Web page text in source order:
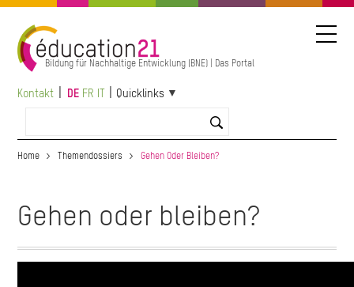
Direkt
Inhalt
Bildung für Nachhaltige Entwicklung (BNE) | Das Portal
Kontakt DE FR Quicklinks
Home Themendossiers Gehen Oder Bleiben?
Gehen oder bleiben?